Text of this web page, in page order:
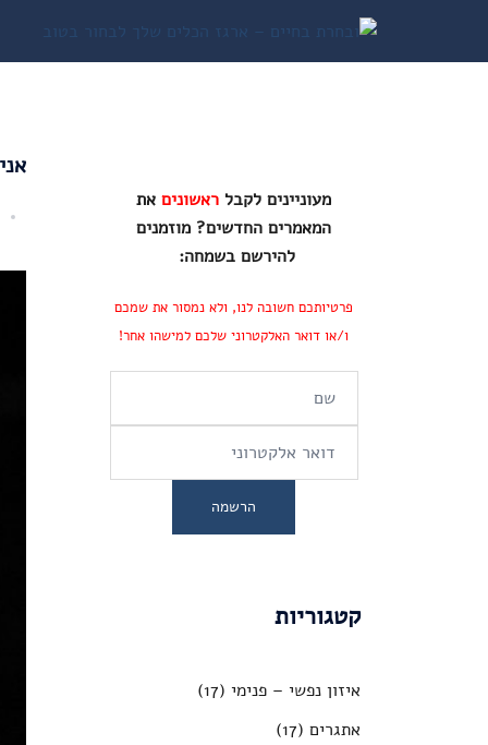
content
מעוניינים לקבל ראשוניםאת
המאמרים החדשים? מוזמנים
להירשם בשמחה:
פרטיותכם חשובה לנו, ולא נמסור את שמכם
ו/או דואר האלקטרוני שלכם למישהו אחר!
קטגוריות
איזון נפשי – פנימי (17)
אתגרים (17)